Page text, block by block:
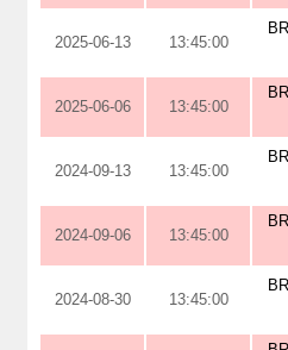
2025-06-13 13:45:00
2025-06-06 13:45:00
2024-09-13 13:45:00
2024-09-06 13:45:00
2024-08-30 13:45:00